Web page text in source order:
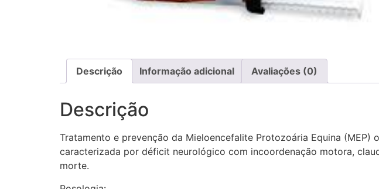
Descrição Informação adicional Avaliações (0)
Descrição
Tratamento e prevenção da Mieloencefalite Protozoária Equina (MEP)
caracterizada por déficit neurológico com incoordenação motora,
morte.